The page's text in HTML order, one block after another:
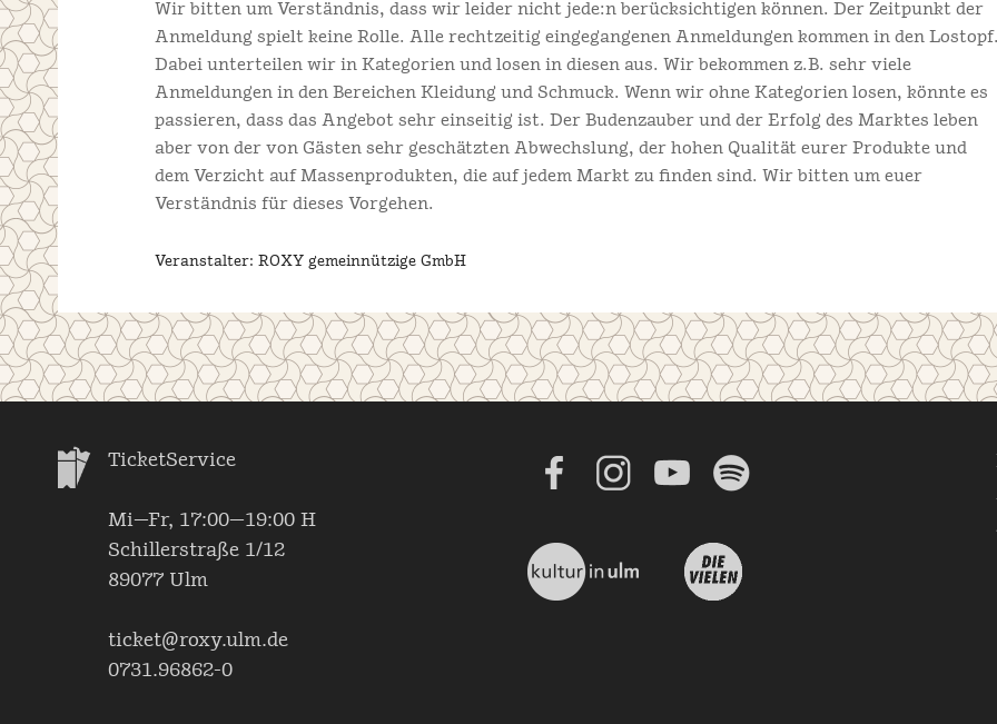
Wir bitten um Verständnis, dass wir leider nicht jede:n berücksichtigen können. Der Zeitpunkt der
Anmeldung spielt keine Rolle. Alle rechtzeitig eingegangenen Anmeldungen kommen in den
Dabei unterteilen wir in Kategorien und losen in diesen aus. Wir bekommen z.B. sehr viele
Anmeldungen in den Bereichen Kleidung und Schmuck. Wenn wir ohne Kategorien losen, könnte es
passieren, dass das Angebot sehr einseitig ist. Der Budenzauber und der Erfolg des Marktes leben
aber von der von Gästen sehr geschätzten Abwechslung, der hohen Qualität eurer Produkte und
dem Verzicht auf Massenprodukten, die auf jedem Markt zu finden sind. Wir bitten um euer
Verständnis für dieses Vorgehen.
Veranstalter: ROXY gemeinnützige GmbH
TicketService
Mi—Fr, 17:00—19:00 H
Schillerstraße 1/12
89077 Ulm
ticket@roxy.ulm.de
0731.96862-0